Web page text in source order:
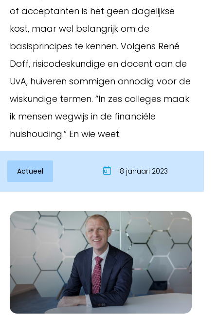
Inloggen
of acceptanten is het geen dagelijkse
kost, maar wel belangrijk om de
basisprincipes te kennen. Volgens René
Doff, risicodeskundige en docent aan de
UvA, huiveren sommigen onnodig voor de
wiskundige termen. “In zes colleges maak
ik mensen wegwijs in de financiële
huishouding.” En wie weet.
Actueel 18 januari 2023